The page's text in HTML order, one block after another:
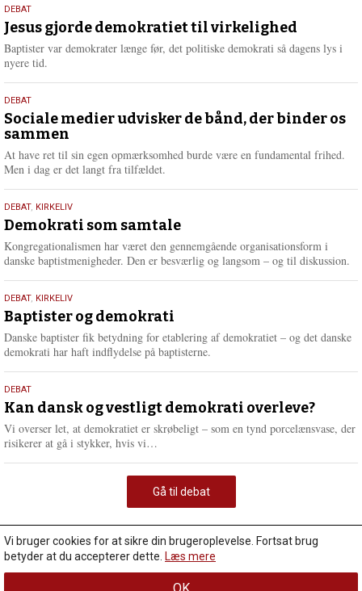
e
e
18.
maj
2026
DEBAT
Jesus gjorde demokratiet til virkelighed
Baptister var demokrater længe før, det politiske demokrati så dagens lys i
nyere tid.
18.
maj
2026
DEBAT
Sociale medier udvisker de bånd, der binder os
sammen
At have ret til sin egen opmærksomhed burde være en fundamental frihed.
Men i dag er det langt fra tilfældet.
18.
maj
2026
DEBAT, KIRKELIV
Demokrati som samtale
Kongregationalismen har været den gennemgående organisationsform i
danske baptistmenigheder. Den er besværlig og langsom – og til diskussion.
18.
maj
2026
DEBAT, KIRKELIV
Baptister og demokrati
Danske baptister fik betydning for etablering af demokratiet – og det danske
demokrati har haft indflydelse på baptisterne.
18.
maj
2026
DEBAT
Kan dansk og vestligt demokrati overleve?
Vi overser let, at demokratiet er skrøbeligt – som en tynd porcelænsvase, der
risikerer at gå i stykker, hvis vi…
m
e
e
Gå til debat
Vi bruger cookies for at sikre din brugeroplevelse. Fortsat brug
betyder at du accepterer dette. Læs mere